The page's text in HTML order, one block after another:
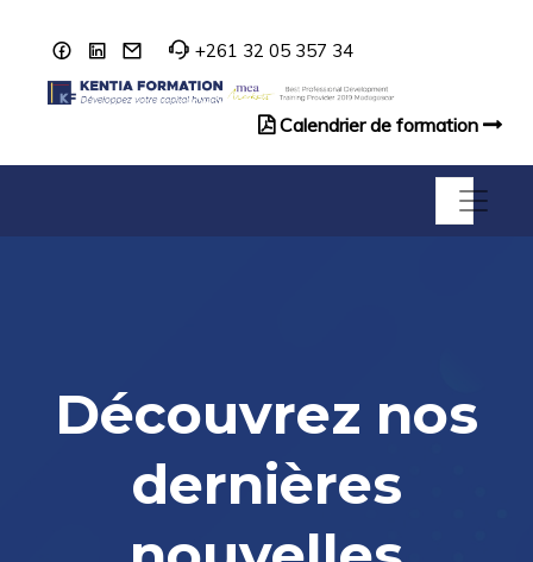
+261 32 05 357 34
Calendrier de formation
Découvrez nos
dernières